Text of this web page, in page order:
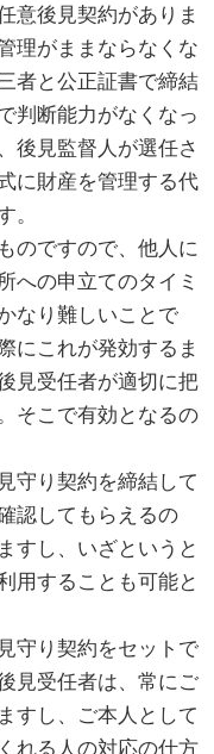
意後見契約がありま
理がままならなくな
者と公正証書で締結
判断能力がなくなっ
後見監督人が選任さ
に財産を管理する代
。
のですので、他人に
への申立てのタイミ
なり難しいことで
にこれが発効するま
見受任者が適切に把
そこで有効となるの
守り契約を締結して
認してもらえるの
すし、いざというと
用することも可能と
守り契約をセットで
見受任者は、常にご
すし、ご本人として
れる人の対応の仕方